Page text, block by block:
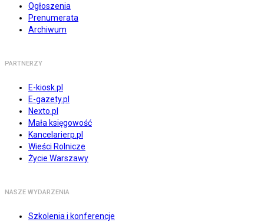
Ogłoszenia
Prenumerata
Archiwum
PARTNERZY
E-kiosk.pl
E-gazety.pl
Nexto.pl
Mała księgowość
Kancelarierp.pl
Wieści Rolnicze
Życie Warszawy
NASZE WYDARZENIA
Szkolenia i konferencje